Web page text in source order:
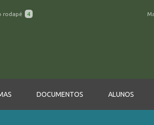
rodapé 4
DOCUMENTOS ALUNOS